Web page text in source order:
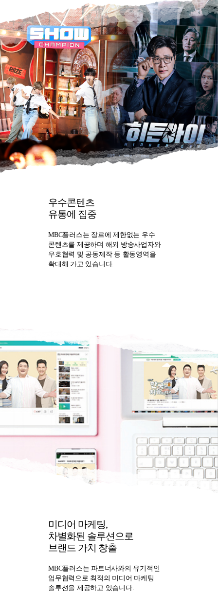
우수콘텐츠
유통에 집중
MBC플러스는 장르에 제한없는 우수
콘텐츠를 제공하며 해외 방송사업자와
우호협력 및 공동제작 등 활동영역을
확대해 가고 있습니다.
미디어 마케팅,
차별화된 솔루션으로
브랜드 가치 창출
MBC플러스는 파트너사와의 유기적인
업무협력으로 최적의 미디어 마케팅
솔루션을 제공하고 있습니다.